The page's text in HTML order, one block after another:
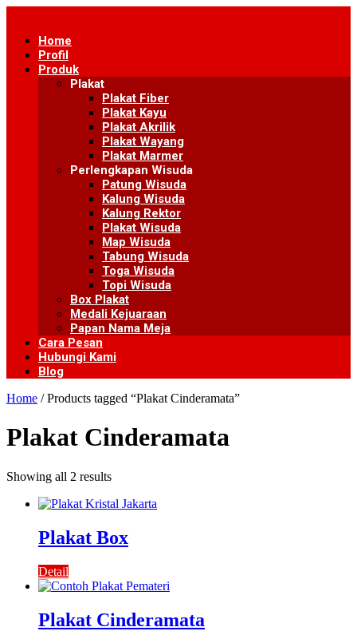
contentHome
Profil
Produk
Plakat
Plakat Fiber
Plakat Kayu
Plakat Akrilik
Plakat Wayang
Plakat Marmer
Perlengkapan Wisuda
Patung Wisuda
Kalung Wisuda
Kalung Rektor
Plakat Wisuda
Map Wisuda
Tabung Wisuda
Toga Wisuda
Topi Wisuda
Box Plakat
Medali Kejuaraan
Papan Nama Meja
Cara Pesan
Hubungi Kami
Blog
Home / Products tagged “Plakat Cinderamata”
Plakat Cinderamata
Showing all 2 results
Plakat Box
Detail
Plakat Cinderamata